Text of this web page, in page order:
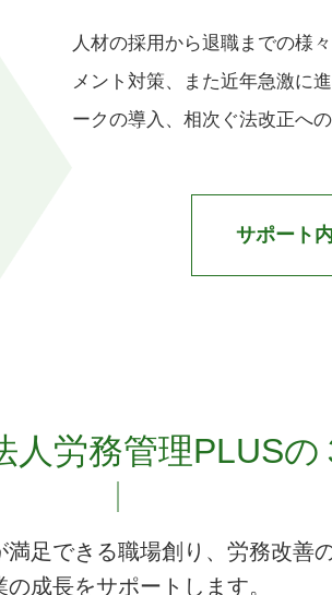
人材の採用から退職までの様
メント対策、また近年急激に
ークの導入、相次ぐ法改正へ
サポート
人労務管理PLUS
足できる職場創り、 労務改善
の成長をサポートします。